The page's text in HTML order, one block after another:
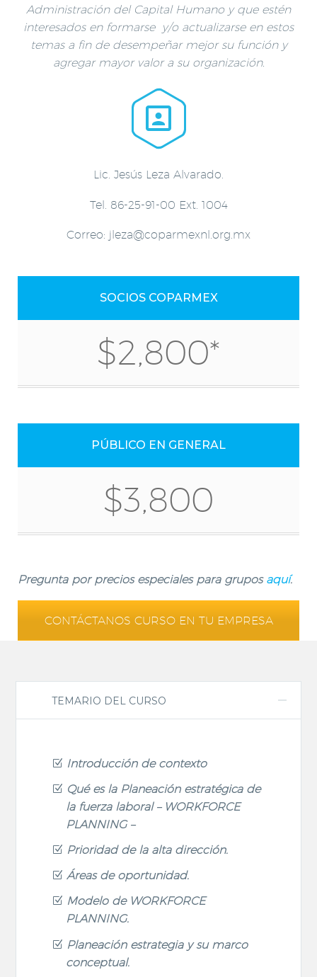
Administración del Capital Humano y que estén
interesados en formarse y/o actualizarse en estos
temas a fin de desempeñar mejor su función y
agregar mayor valor a su organización.


Lic. Jesús Leza Alvarado.
Tel. 86-25-91-00 Ext. 1004
Correo: jleza@coparmexnl.org.mx
SOCIOS COPARMEX
$2,800*
PÚBLICO EN GENERAL
$3,800
Pregunta por precios especiales para grupos aquí.
CONTÁCTANOS CURSO EN TU EMPRESA
TEMARIO DEL CURSO
Introducción de contexto
Qué es la Planeación estratégica de
la fuerza laboral – WORKFORCE
PLANNING –
Prioridad de la alta dirección.
Áreas de oportunidad.
Modelo de WORKFORCE
PLANNING.
Planeación estrategia y su marco
conceptual.